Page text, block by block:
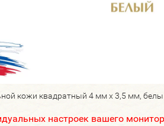
кожи квадратный 4 мм х 3,5 мм,
настроек вашего